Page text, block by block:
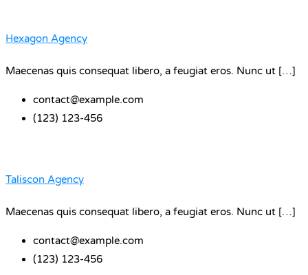
Hexagon Agency
Maecenas quis consequat libero, a feugiat eros. Nunc ut […]
contact@example.com
(123) 123-456
Taliscon Agency
Maecenas quis consequat libero, a feugiat eros. Nunc ut […]
contact@example.com
(123) 123-456